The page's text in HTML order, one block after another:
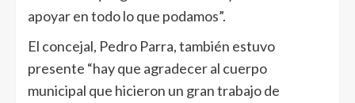
apoyar en todo lo que podamos”.
El concejal, Pedro Parra, también estuvo
presente “hay que agradecer al cuerpo
municipal que hicieron un gran trabajo de